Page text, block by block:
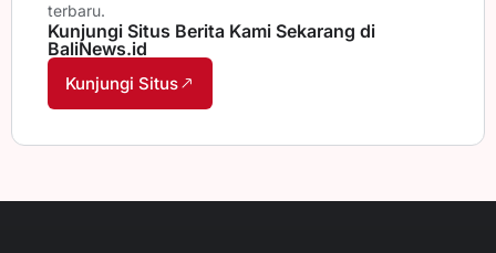
terbaru.
Kunjungi Situs Berita Kami Sekarang di
BaliNews.id
Kunjungi Situs